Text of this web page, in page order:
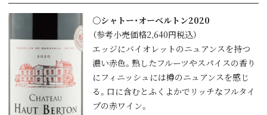
○シャトー・オーベルトン2020
（参考小売価格2,640円税込）
エッジにバイオレットのニュアンスを持つ
濃い赤色。熟したフルーツやスパイスの香り
にフィニッシュには樽のニュアンスを感じ
る。口に含むとふくよかでリッチなフルタイ
プの赤ワイン。